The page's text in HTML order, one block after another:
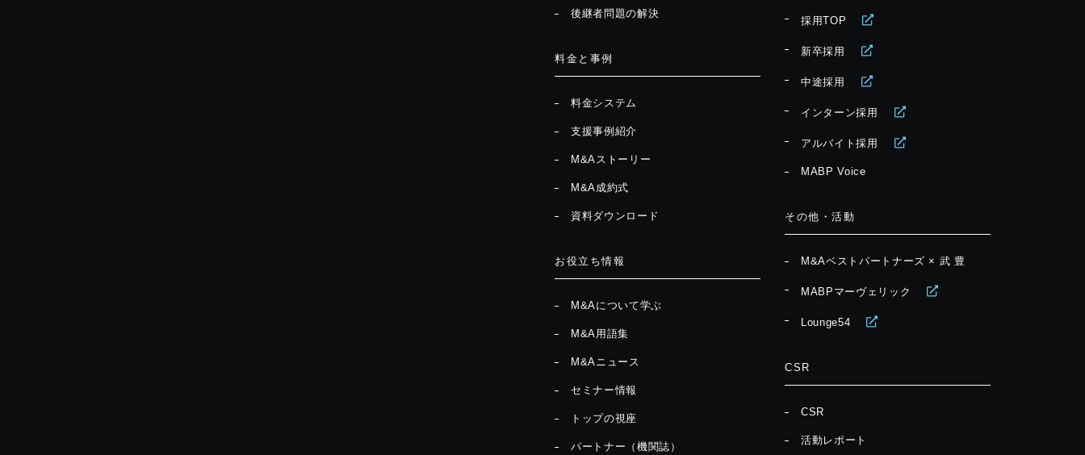
後継者問題の解決
料金と事例
料金システム
支援事例紹介
M&Aストーリー
M&A成約式
資料ダウンロード
お役立ち情報
M&Aについて学ぶ
M&A用語集
M&Aニュース
セミナー情報
トップの視座
パートナー（機関誌）
採用TOP
新卒採用
中途採用
インターン採用
アルバイト採用
MABP Voice
その他・活動
M&Aベストパートナーズ × 武 豊
MABPマーヴェリック
Lounge54
CSR
CSR
活動レポート